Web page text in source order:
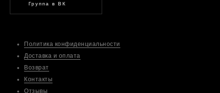
Политика конфиденциальности
Доставка и оплата
Возврат
Контакты
Отзывы
Группа в ВК